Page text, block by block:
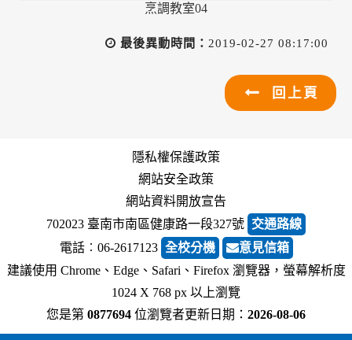
烹調教室04
最後異動時間： 2019-02-27 08:17:00
回上頁
隱私權保護政策
網站安全政策
網站資料開放宣告
702023 臺南市南區健康路一段327號 交通路線
電話︰06-2617123 全校分機
意見信箱
建議使用 Chrome、Edge、Safari、Firefox 瀏覽器，螢幕解析度
1024 X 768 px 以上瀏覽
您是第 0877694 位瀏覽者更新日期： 2026-08-06